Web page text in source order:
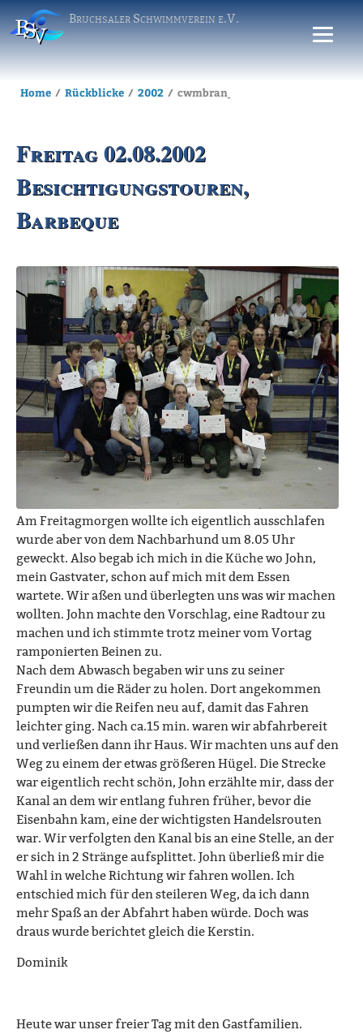
Bruchsaler Schwimmverein e.V.
Home Rückblicke 2002 cwmbran_02.08.2002
Freitag 02.08.2002
Besichtigungstouren,
Barbeque
Am Freitagmorgen wollte ich eigentlich ausschlafen
wurde aber von dem Nachbarhund um 8.05 Uhr
geweckt. Also begab ich mich in die Küche wo John,
mein Gastvater, schon auf mich mit dem Essen
wartete. Wir aßen und überlegten uns was wir machen
wollten. John machte den Vorschlag, eine Radtour zu
machen und ich stimmte trotz meiner vom Vortag
ramponierten Beinen zu.
Nach dem Abwasch begaben wir uns zu seiner
Freundin um die Räder zu holen. Dort angekommen
pumpten wir die Reifen neu auf, damit das Fahren
leichter ging. Nach ca.15 min. waren wir abfahrbereit
und verließen dann ihr Haus. Wir machten uns auf den
Weg zu einem der etwas größeren Hügel. Die Strecke
war eigentlich recht schön, John erzählte mir, dass der
Kanal an dem wir entlang fuhren früher, bevor die
Eisenbahn kam, eine der wichtigsten Handelsrouten
war. Wir verfolgten den Kanal bis an eine Stelle, an der
er sich in 2 Stränge aufsplittet. John überließ mir die
Wahl in welche Richtung wir fahren wollen. Ich
entschied mich für den steileren Weg, da ich dann
mehr Spaß an der Abfahrt haben würde. Doch was
draus wurde berichtet gleich die Kerstin.
Dominik
Heute war unser freier Tag mit den Gastfamilien.